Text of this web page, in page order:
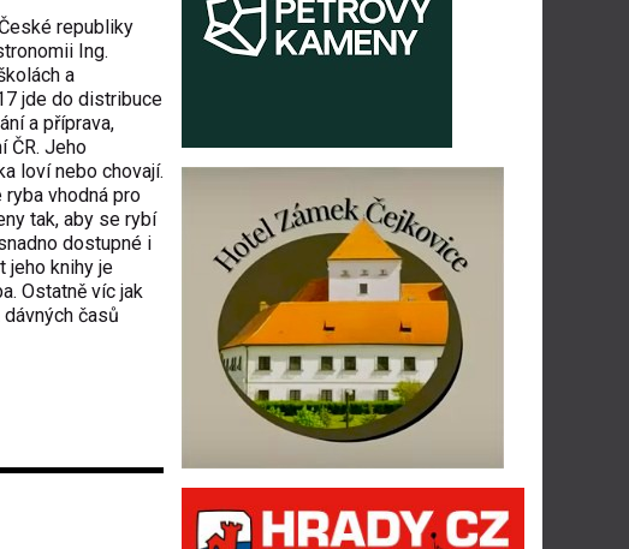
republiky
Ing.
a
jde do distribuce
a příprava,
ČR. Jeho
loví nebo chovají.
vhodná pro
tak, aby se rybí
dostupné i
jeho knihy je
Ostatně víc jak
časů